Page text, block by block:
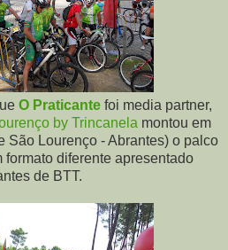
O Praticante foi media partner,
by Trincanela montou em
São Lourenço - Abrantes) o palco
diferente apresentado
de BTT.